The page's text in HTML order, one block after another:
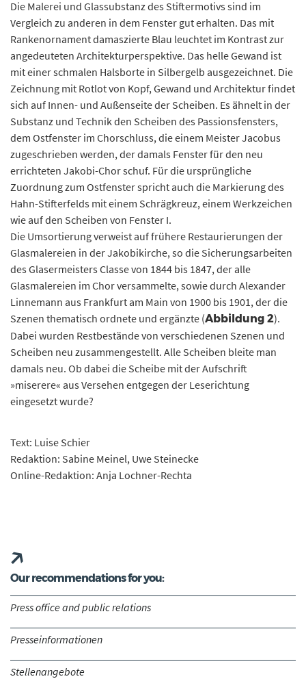
Die Malerei und Glassubstanz des Stiftermotivs sind im
Vergleich zu anderen in dem Fenster gut erhalten. Das mit
Rankenornament damaszierte Blau leuchtet im Kontrast zur
angedeuteten Architekturperspektive. Das helle Gewand ist
mit einer schmalen Halsborte in Silbergelb ausgezeichnet. Die
Zeichnung mit Rotlot von Kopf, Gewand und Architektur findet
sich auf Innen- und Außenseite der Scheiben. Es ähnelt in der
Substanz und Technik den Scheiben des Passionsfensters,
dem Ostfenster im Chorschluss, die einem Meister Jacobus
zugeschrieben werden, der damals Fenster für den neu
errichteten Jakobi-Chor schuf. Für die ursprüngliche
Zuordnung zum Ostfenster spricht auch die Markierung des
Hahn-Stifterfelds mit einem Schrägkreuz, einem Werkzeichen
wie auf den Scheiben von Fenster I.
Die Umsortierung verweist auf frühere Restaurierungen der
Glasmalereien in der Jakobikirche, so die Sicherungsarbeiten
des Glasermeisters Classe von 1844 bis 1847, der alle
Glasmalereien im Chor versammelte, sowie durch Alexander
Linnemann aus Frankfurt am Main von 1900 bis 1901, der die
Szenen thematisch ordnete und ergänzte (Abbildung 2).
Dabei wurden Restbestände von verschiedenen Szenen und
Scheiben neu zusammengestellt. Alle Scheiben bleite man
damals neu. Ob dabei die Scheibe mit der Aufschrift
»miserere« aus Versehen entgegen der Leserichtung
eingesetzt wurde?
Text: Luise Schier
Redaktion: Sabine Meinel, Uwe Steinecke
Online-Redaktion: Anja Lochner-Rechta
Our recommendations for you:
Press office and public relations
Presseinformationen
Stellenangebote